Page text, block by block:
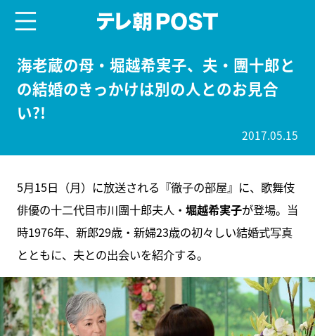
海老蔵の母・堀越希実子、夫・團十郎と
の結婚のきっかけは別の人とのお見合
い?!
2017.05.15
5月15日（月）に放送される『徹子の部屋』に、歌舞伎
俳優の十二代目市川團十郎夫人・ 堀越希実子が登場。当
時1976年、新郎29歳・新婦23歳の初々しい結婚式写真
とともに、夫との出会いを紹介する。